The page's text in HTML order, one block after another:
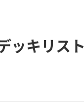
ッキリスト